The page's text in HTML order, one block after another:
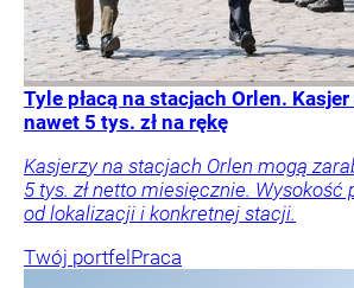
Tyle płacą na stacjach Orlen.
nawet 5 tys. zł na rękę
Kasjerzy na stacjach Orlen mogą
5 tys. zł netto miesięcznie. Wysokość
od lokalizacji i konkretnej stacji.
Twój portfelPraca